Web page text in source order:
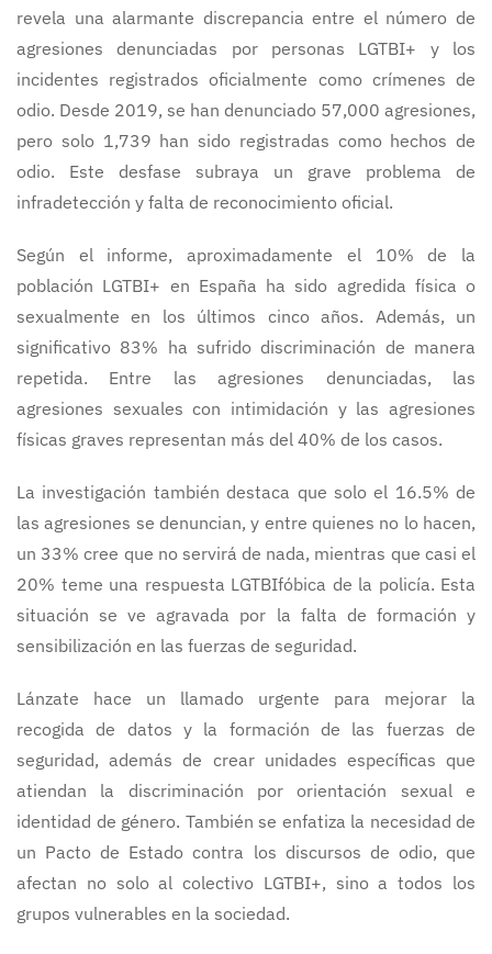
revela una alarmante discrepancia entre el número de
agresiones denunciadas por personas LGTBI+ y los
incidentes registrados oficialmente como crímenes de
odio. Desde 2019, se han denunciado 57,000 agresiones,
pero solo 1,739 han sido registradas como hechos de
odio. Este desfase subraya un grave problema de
infradetección y falta de reconocimiento oficial.
Según el informe, aproximadamente el 10% de la
población LGTBI+ en España ha sido agredida física o
sexualmente en los últimos cinco años. Además, un
significativo 83% ha sufrido discriminación de manera
repetida. Entre las agresiones denunciadas, las
agresiones sexuales con intimidación y las agresiones
físicas graves representan más del 40% de los casos.
La investigación también destaca que solo el 16.5% de
las agresiones se denuncian, y entre quienes no lo hacen,
un 33% cree que no servirá de nada, mientras que casi el
20% teme una respuesta LGTBIfóbica de la policía. Esta
situación se ve agravada por la falta de formación y
sensibilización en las fuerzas de seguridad.
Lánzate hace un llamado urgente para mejorar la
recogida de datos y la formación de las fuerzas de
seguridad, además de crear unidades específicas que
atiendan la discriminación por orientación sexual e
identidad de género. También se enfatiza la necesidad de
un Pacto de Estado contra los discursos de odio, que
afectan no solo al colectivo LGTBI+, sino a todos los
grupos vulnerables en la sociedad.